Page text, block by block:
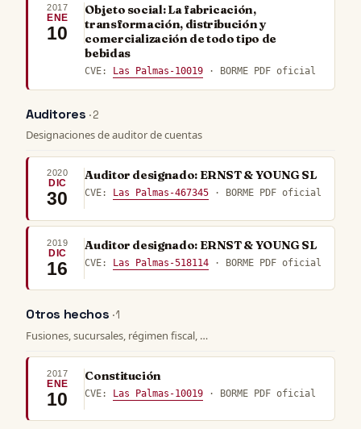
2017
ENE
10
Objeto social: La fabricación,
transformación, distribución y
comercialización de todo tipo de
bebidas
CVE: Las Palmas-10019 · BORME PDF oficial
Auditores · 2
Designaciones de auditor de cuentas
2020
DIC
30
Auditor designado: ERNST & YOUNG SL
CVE: Las Palmas-467345 · BORME PDF oficial
2019
DIC
16
Auditor designado: ERNST & YOUNG SL
CVE: Las Palmas-518114 · BORME PDF oficial
Otros hechos · 1
Fusiones, sucursales, régimen fiscal, …
2017
ENE
10
Constitución
CVE: Las Palmas-10019 · BORME PDF oficial